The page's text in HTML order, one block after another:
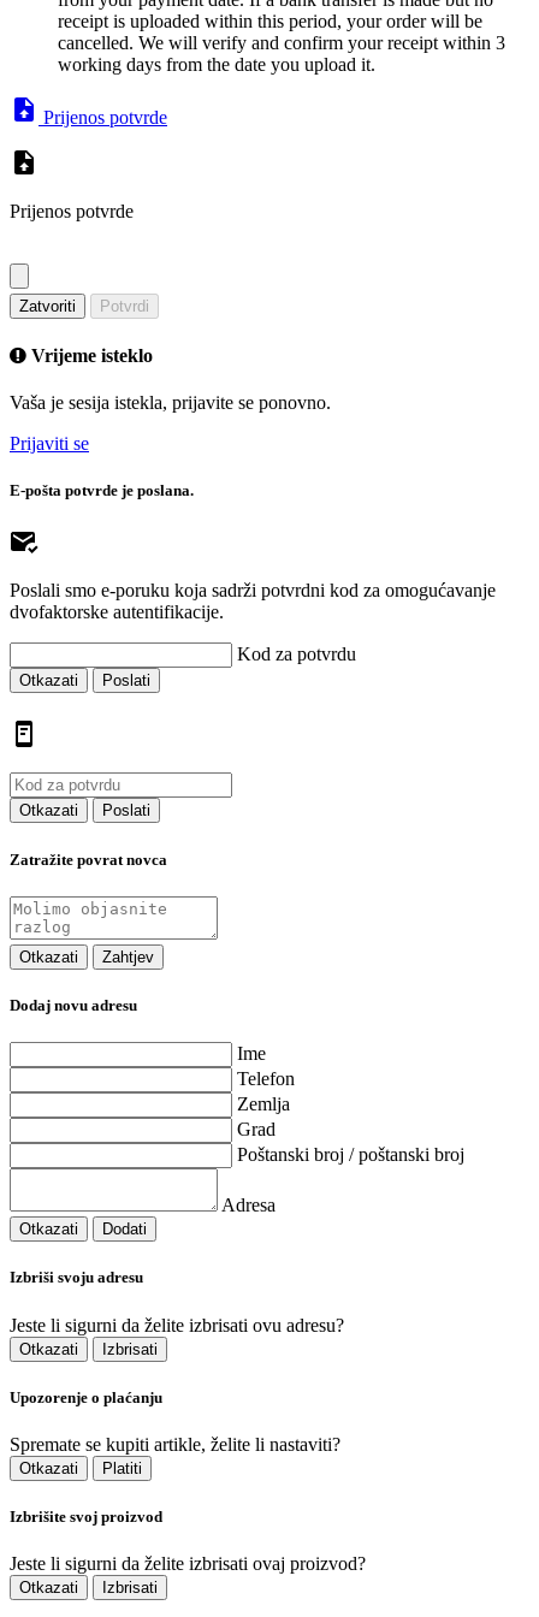
receipt is uploaded within this period, your order will be
cancelled. We will verify and confirm your receipt within 3
working days from the date you upload it.
Prijenos potvrde
Prijenos potvrde
Zatvoriti Potvrdi
Vrijeme isteklo
Vaša je sesija istekla, prijavite se ponovno.
Prijaviti se
E-pošta potvrde je poslana.
Poslali smo e-poruku koja sadrži potvrdni kod za omogućavanje
dvofaktorske autentifikacije.
Kod za potvrdu
Otkazati Poslati
Otkazati Poslati
Zatražite povrat novca
Otkazati Zahtjev
Dodaj novu adresu
Ime
Telefon
Zemlja
Grad
Poštanski broj / poštanski broj
Adresa
Otkazati Dodati
Izbriši svoju adresu
Jeste li sigurni da želite izbrisati ovu adresu?
Otkazati Izbrisati
Upozorenje o plaćanju
Spremate se kupiti artikle, želite li nastaviti?
Otkazati Platiti
Izbrišite svoj proizvod
Jeste li sigurni da želite izbrisati ovaj proizvod?
Otkazati Izbrisati